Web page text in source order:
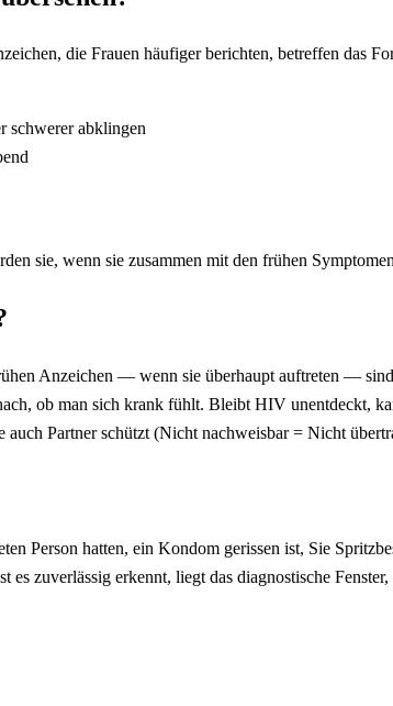
die Frauen häufiger berichten, betreffen das
schwerer abklingen
sie, wenn sie zusammen mit den frühen
Anzeichen — wenn sie überhaupt auftreten —
ob man sich krank fühlt. Bleibt HIV unentdeckt,
Partner schützt (Nicht nachweisbar = Nicht
Person hatten, ein Kondom gerissen ist, Sie
zuverlässig erkennt, liegt das diagnostische